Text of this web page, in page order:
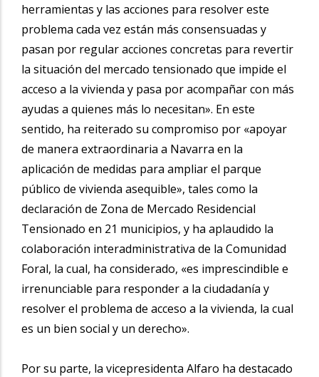
herramientas y las acciones para resolver este
problema cada vez están más consensuadas y
pasan por regular acciones concretas para revertir
la situación del mercado tensionado que impide el
acceso a la vivienda y pasa por acompañar con más
ayudas a quienes más lo necesitan». En este
sentido, ha reiterado su compromiso por «apoyar
de manera extraordinaria a Navarra en la
aplicación de medidas para ampliar el parque
público de vivienda asequible», tales como la
declaración de Zona de Mercado Residencial
Tensionado en 21 municipios, y ha aplaudido la
colaboración interadministrativa de la Comunidad
Foral, la cual, ha considerado, «es imprescindible e
irrenunciable para responder a la ciudadanía y
resolver el problema de acceso a la vivienda, la cual
es un bien social y un derecho».
Por su parte, la vicepresidenta Alfaro ha destacado